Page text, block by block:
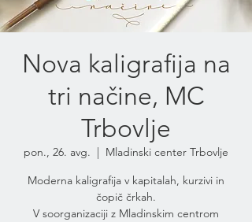
Nova kaligrafija na
tri načine, MC
Trbovlje
pon., 26. avg.
  |
Mladinski center Trbovlje
Moderna kaligrafija v kapitalah, kurzivi in
čopič črkah.
V soorganizaciji z Mladinskim centrom